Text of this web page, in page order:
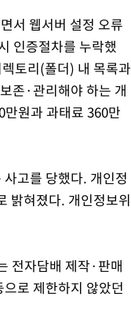
서 웹서버 설정 오류
인증절차를 누락했
토리(폴더) 내 목록과
존·관리해야 하는 개
원과 과태료 360만
고를 당했다. 개인정
밝혀졌다. 개인정보위
전자담배 제작·판매
로 제한하지 않았던